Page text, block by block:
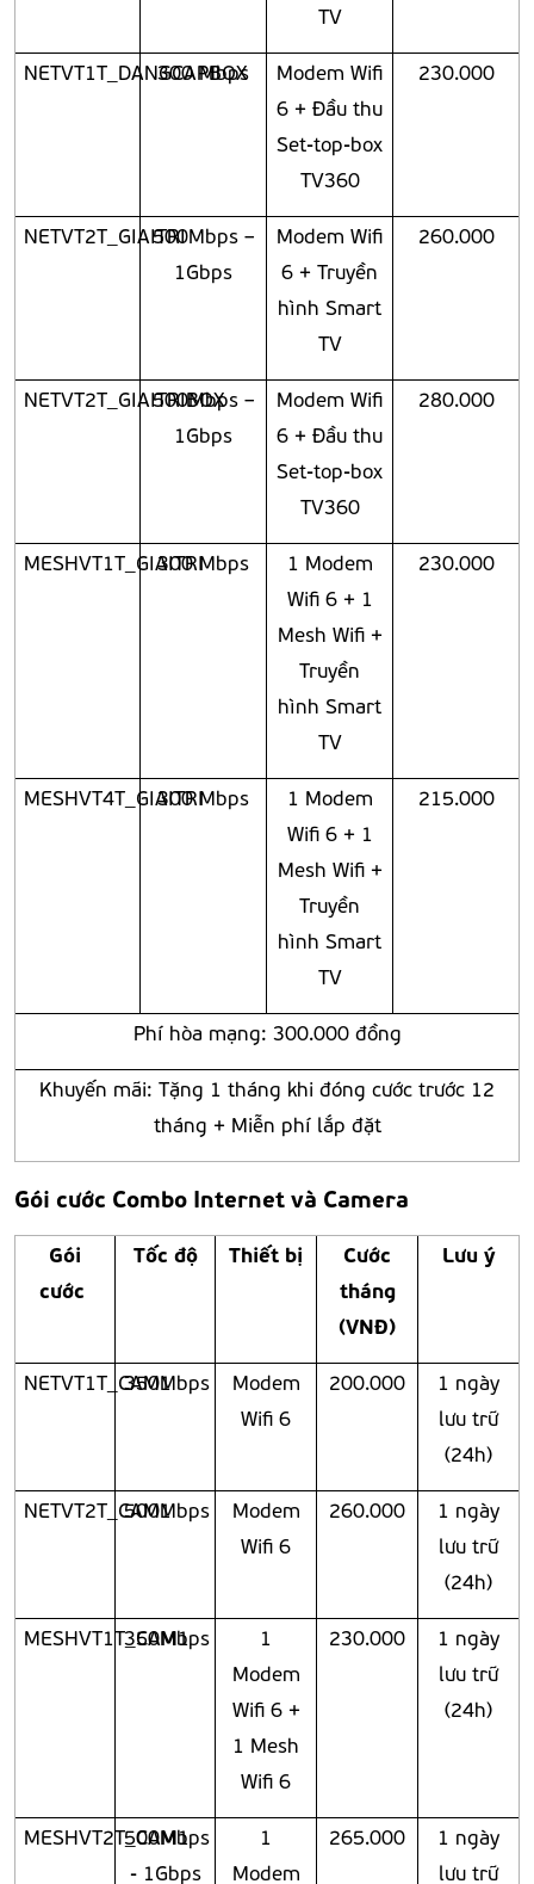
TV
NETVT1T_DANGCAPBOX
300 Mbps
Modem Wifi
6 + Đầu thu
Set-top-box
TV360
230.000
NETVT2T_GIAITRI500Mbps –
1Gbps
Modem Wifi
6 + Truyền
hình Smart
TV
260.000
NETVT2T_GIAITRIBOX
500Mbps –
1Gbps
Modem Wifi
6 + Đầu thu
Set-top-box
TV360
280.000
MESHVT1T_GIAITRI300 Mbps
1 Modem
Wifi 6 + 1
Mesh Wifi +
Truyền
hình Smart
TV
230.000
MESHVT4T_GIAITRI300 Mbps
1 Modem
Wifi 6 + 1
Mesh Wifi +
Truyền
hình Smart
TV
215.000
Phí hòa mạng: 300.000 đồng
Khuyến mãi: Tặng 1 tháng khi đóng cước trước 12
tháng + Miễn phí lắp đặt
Gói cước Combo Internet và Camera
Gói
cước
Tốc độ Thiết bị
Cước
tháng
(VNĐ)
Lưu ý
NETVT1T_CAM1
350Mbps
Modem
Wifi 6
200.000
1 ngày
lưu trữ
(24h)
NETVT2T_CAM1
500Mbps
Modem
Wifi 6
260.000
1 ngày
lưu trữ
(24h)
MESHVT1T_CAM1
350Mbps
1
Modem
Wifi 6 +
1 Mesh
Wifi 6
230.000
1 ngày
lưu trữ
(24h)
MESHVT2T_CAM1
500Mbps
- 1Gbps
1
Modem
265.000
1 ngày
lưu trữ